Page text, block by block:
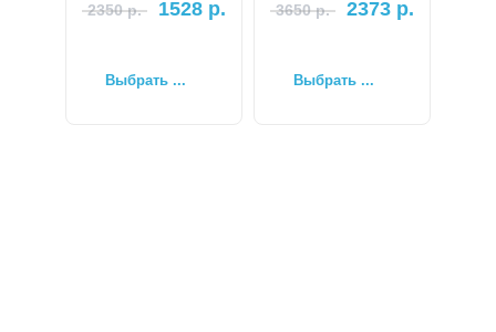
2350р. 1528 р.
Выбрать ...
3650р. 2373 р.
Выбрать ...